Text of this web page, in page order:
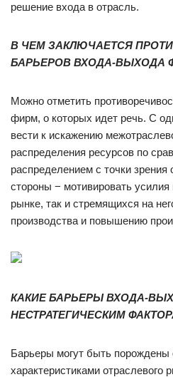
решение входа в отрасль.
В ЧЕМ ЗАКЛЮЧАЕТСЯ
БАРЬЕРОВ ВХОДА-ВЫХОДА
Можно отметить
фирм, о которых идет речь. С
вести к искажению
распределения ресурсов по
распределением с точки зрения
стороны − мотивировать
рынке, так и стремящихся на
производства и повышению
КАКИЕ БАРЬЕРЫ ВХОДА-
НЕСТРАТЕГИЧЕСКИМ
Барьеры могут быть порождены
характеристиками отраслевого